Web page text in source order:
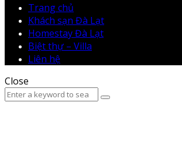
Trang chủ
Khách sạn Đà Lạt
Homestay Đà Lạt
Biệt thự – Villa
Liên hệ
Close
Search
Search